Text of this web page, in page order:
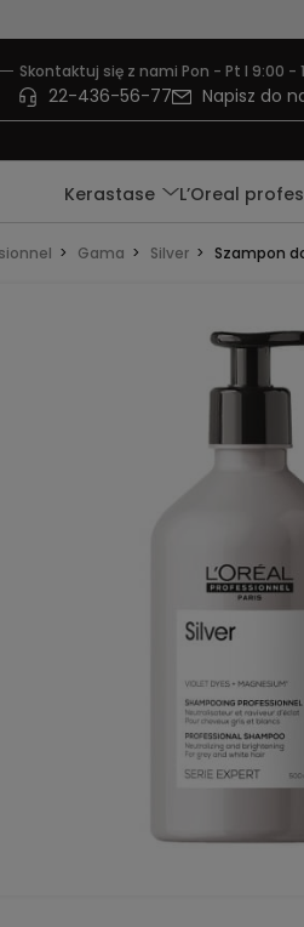
Skontaktuj się z nami Pon - Pt I 9:00 -
22-436-56-77 Napisz do
Kerastase L’Oreal
Gama Silver Szampon